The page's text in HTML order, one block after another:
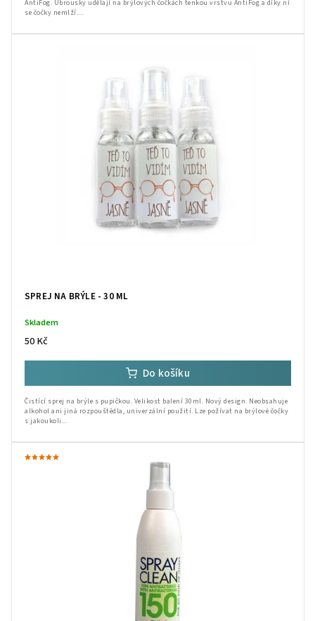
AntiFog. Ubrousky udělají na brýlových čočkách tenkou vrstvu AntiFog a díky ní
se čočky nemlží....
SPREJ NA BRÝLE - 30 ML
Skladem
50 Kč
Do košíku
Čistící sprej na brýle s pupičkou. Velikost balení 30ml. Nový design. Neobsahuje
alkohol ani jiná rozpouštědla, univerzální použití. Lze požívat na brýlové čočky
s jakoukoli...